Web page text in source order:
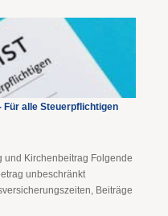
Für alle Steuerpflichtigen
und Kirchenbeitrag Folgende
unbeschränkt
Beiträge